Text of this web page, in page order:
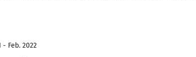
- Feb. 2022